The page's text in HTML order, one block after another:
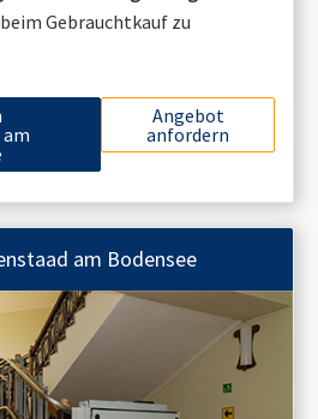
Gebrauchtkauf zu
Angebot
anfordern
am Bodensee